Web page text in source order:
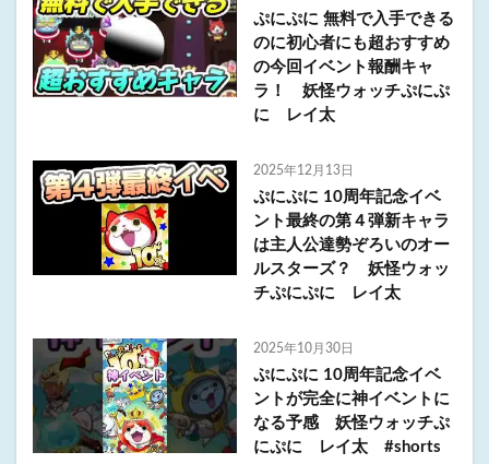
ぷにぷに 無料で入手できる
のに初心者にも超おすすめ
の今回イベント報酬キャ
ラ！ 妖怪ウォッチぷにぷ
に レイ太
2025年12月13日
ぷにぷに 10周年記念イベ
ント最終の第４弾新キャラ
は主人公達勢ぞろいのオー
ルスターズ？ 妖怪ウォッ
チぷにぷに レイ太
2025年10月30日
ぷにぷに 10周年記念イベ
ントが完全に神イベントに
なる予感 妖怪ウォッチぷ
にぷに レイ太 #shorts